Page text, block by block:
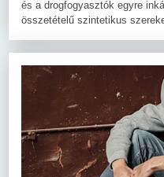
és a drogfogyasztók egyre
összetételű szintetikus